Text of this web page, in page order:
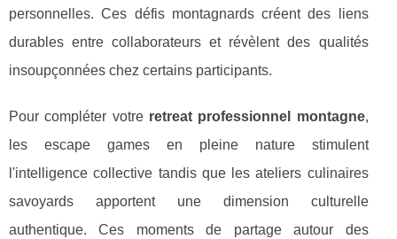
personnelles. Ces défis montagnards créent des liens
durables entre collaborateurs et révèlent des qualités
insoupçonnées chez certains participants.
Pour compléter votre retreat professionnel montagne,
les escape games en pleine nature stimulent
l'intelligence collective tandis que les ateliers culinaires
savoyards apportent une dimension culturelle
authentique. Ces moments de partage autour des